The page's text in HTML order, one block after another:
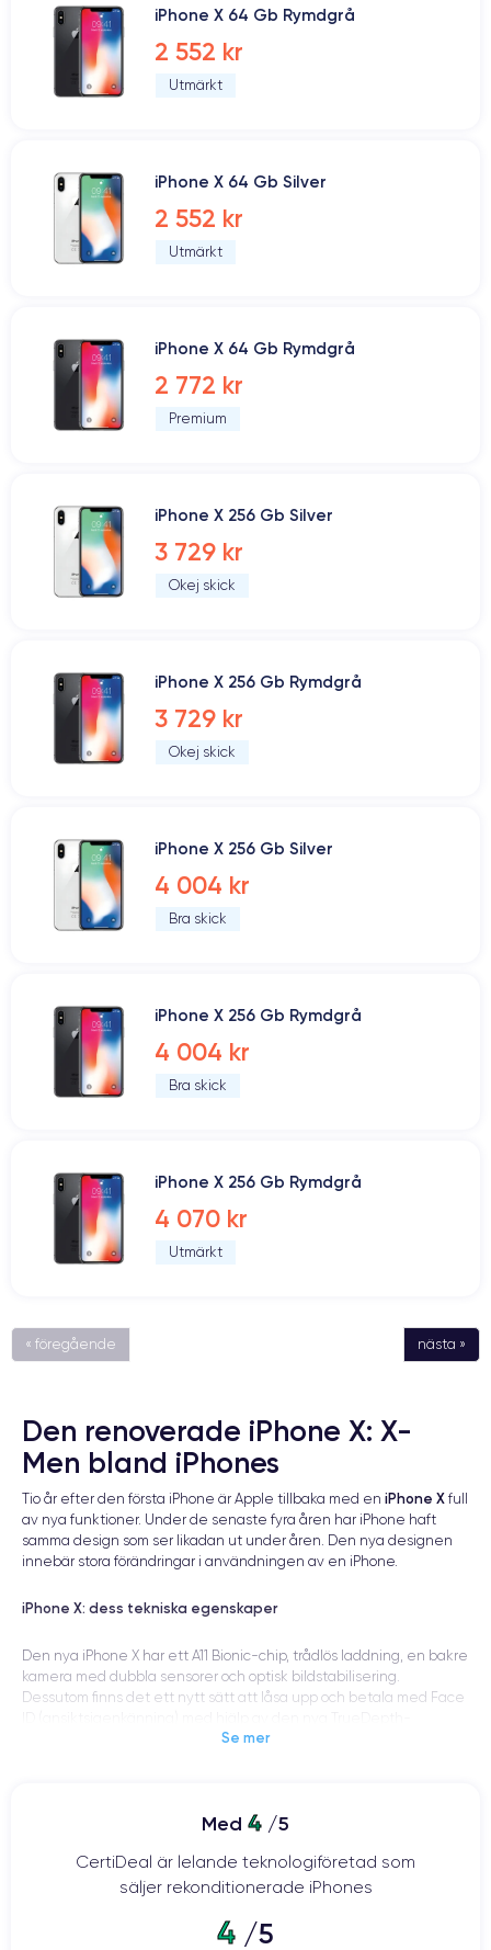
iPhone X 64 Gb Rymdgrå
2 552 kr
Utmärkt
iPhone X 64 Gb Silver
2 552 kr
Utmärkt
iPhone X 64 Gb Rymdgrå
2 772 kr
Premium
iPhone X 256 Gb Silver
3 729 kr
Okej skick
iPhone X 256 Gb Rymdgrå
3 729 kr
Okej skick
iPhone X 256 Gb Silver
4 004 kr
Bra skick
iPhone X 256 Gb Rymdgrå
4 004 kr
Bra skick
iPhone X 256 Gb Rymdgrå
4 070 kr
Utmärkt
« föregående nästa »
Den renoverade iPhone X: X-
Men bland iPhones
Tio år efter den första iPhone är Apple tillbaka med en iPhone X full
av nya funktioner. Under de senaste fyra åren har iPhone haft
samma design som ser likadan ut under åren. Den nya designen
innebär stora förändringar i användningen av en iPhone.
iPhone X: dess tekniska egenskaper
Den nya iPhone X har ett A11 Bionic-chip, trådlös laddning, en bakre
kamera med dubbla sensorer och optisk bildstabilisering.
Dessutom finns det ett nytt sätt att låsa upp och betala med Face
kameran. Denna sista nyhet kommer att ersätta Touch ID
På designsidan är smarttelefonen klädd i glas på fram- och
baksidan, omgiven av ett högpolerat, kirurgiskt rostfritt stålband.
Se mer
Med 4 /5
CertiDeal är lelande teknologiföretad som
säljer rekonditionerade iPhones
4 /5